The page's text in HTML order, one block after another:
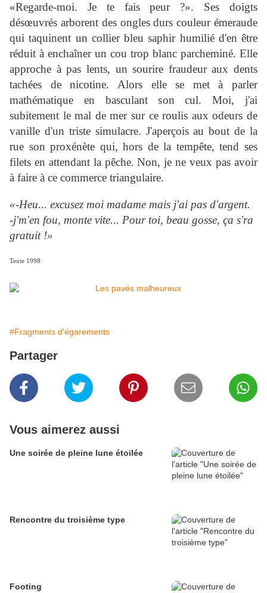
«Regarde-moi. Je te fais peur ?». Ses doigts
désœuvrés arborent des ongles durs couleur émeraude
qui taquinent un collier bleu saphir humilié d'en être
réduit à enchaîner un cou trop blanc parcheminé. Elle
approche à pas lents, un sourire fraudeur aux dents
tachées de nicotine. Alors elle se met à parler
mathématique en basculant son cul. Moi, j'ai
subitement le mal de mer sur ce roulis aux odeurs de
vanille d'un triste simulacre. J'aperçois au bout de la
rue son proxénète qui, hors de la tempête, tend ses
filets en attendant la pêche. Non, je ne veux pas avoir
à faire à ce commerce triangulaire.
«-Heu... excusez moi madame mais j'ai pas d'argent.
-j'm'en fou, monte vite... Pour toi, beau gosse, ça s'ra
gratuit !»
Texte 1998
#Fragments d'égarements
Partager
Vous aimerez aussi
Une soirée de pleine lune étoilée
Rencontre du troisième type
Footing